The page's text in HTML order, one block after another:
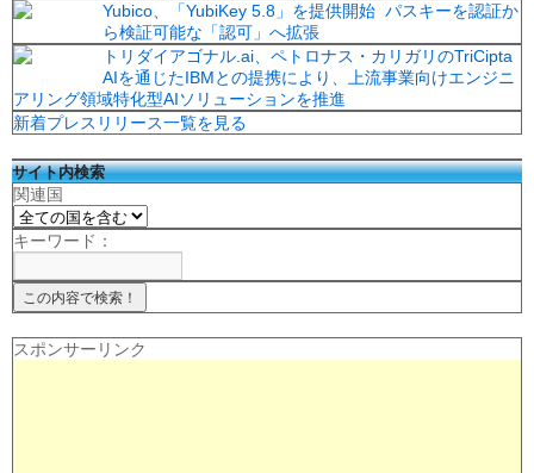
Yubico、「YubiKey 5.8」を提供開始 パスキーを認証か
ら検証可能な「認可」へ拡張
トリダイアゴナル.ai、ペトロナス・カリガリのTriCipta
AIを通じたIBMとの提携により、上流事業向けエンジニ
アリング領域特化型AIソリューションを推進
新着プレスリリース一覧を見る
サイト内検索
関連国
キーワード：
スポンサーリンク